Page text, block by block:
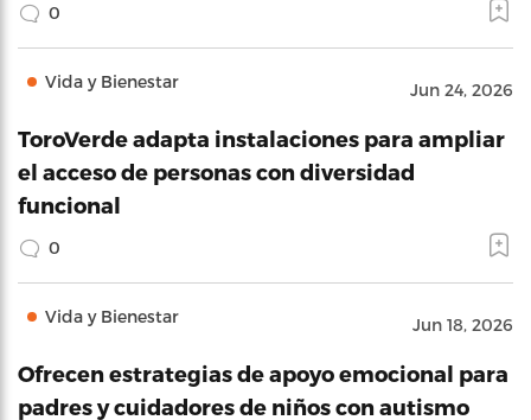
0
Vida y Bienestar Jun 24, 2026
ToroVerde adapta instalaciones para ampliar
el acceso de personas con diversidad
funcional
0
Vida y Bienestar Jun 18, 2026
Ofrecen estrategias de apoyo emocional para
padres y cuidadores de niños con autismo